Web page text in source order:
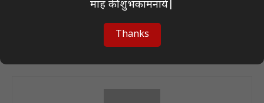
बिहार चुनाव परिणाम: शुरुआती
रुझानों में एनडीए की बढ़त, भाजपा
गिरिडीह: बुज़ुर्ग महिला की निर्मम
माह की शुभकामनाये|
Thanks